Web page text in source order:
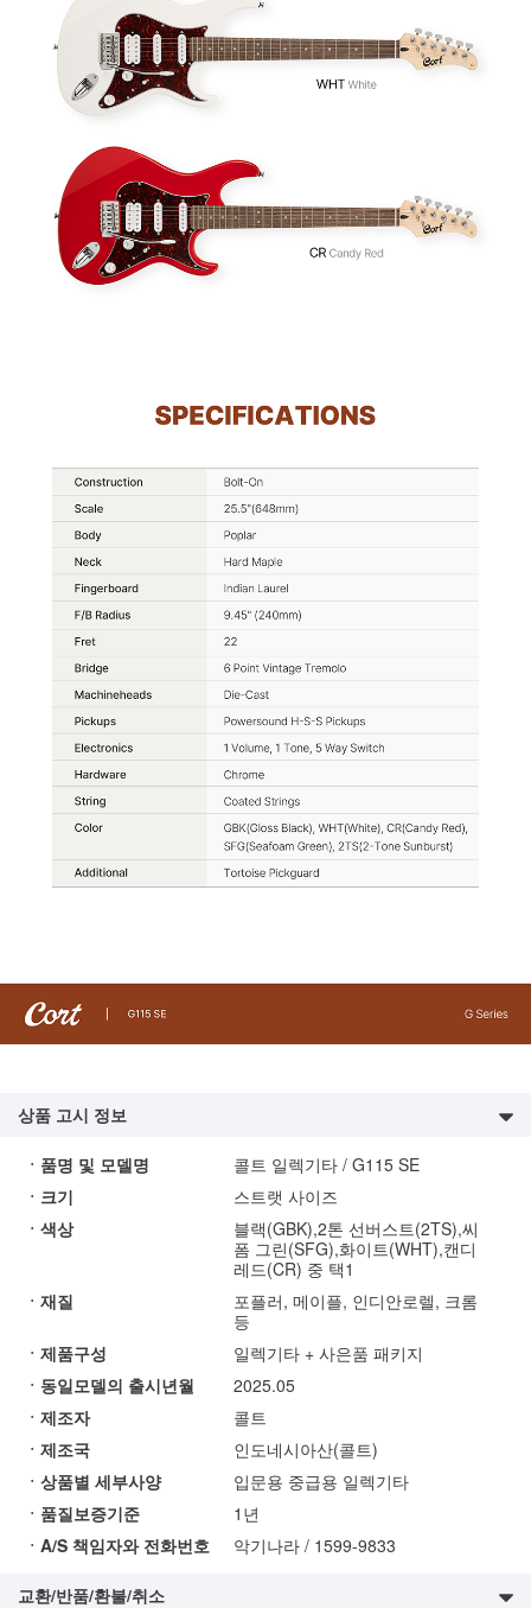
상품 고시 정보
ㆍ품명 및 모델명
콜트 일렉기타 / G115 SE
ㆍ크기
스트랫 사이즈
ㆍ색상
블랙(GBK),2톤 선버스트(2TS),씨
폼 그린(SFG),화이트(WHT),캔디
레드(CR) 중 택1
ㆍ재질
포플러, 메이플, 인디안로렐, 크롬
등
ㆍ제품구성
일렉기타 + 사은품 패키지
ㆍ동일모델의 출시년월
2025.05
ㆍ제조자
콜트
ㆍ제조국
인도네시아산(콜트)
ㆍ상품별 세부사양
입문용 중급용 일렉기타
ㆍ품질보증기준
1년
ㆍA/S 책임자와 전화번호
악기나라 / 1599-9833
교환/반품/환불/취소